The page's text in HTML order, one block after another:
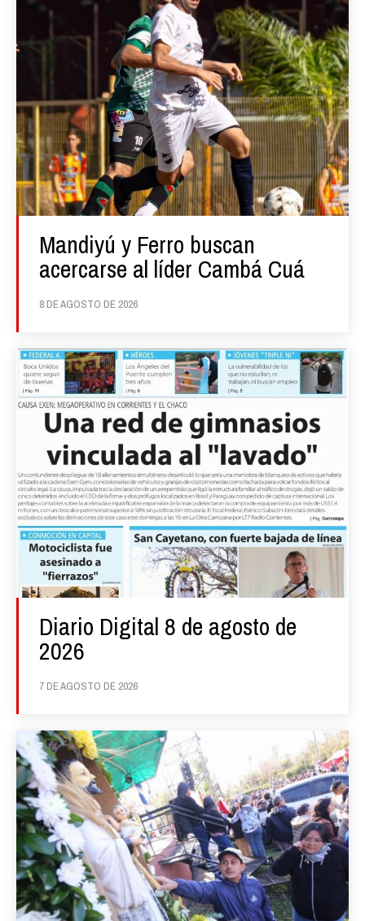
Mandiyú y Ferro buscan
acercarse al líder Cambá Cuá
8 DE AGOSTO DE 2026
Diario Digital 8 de agosto de
2026
7 DE AGOSTO DE 2026